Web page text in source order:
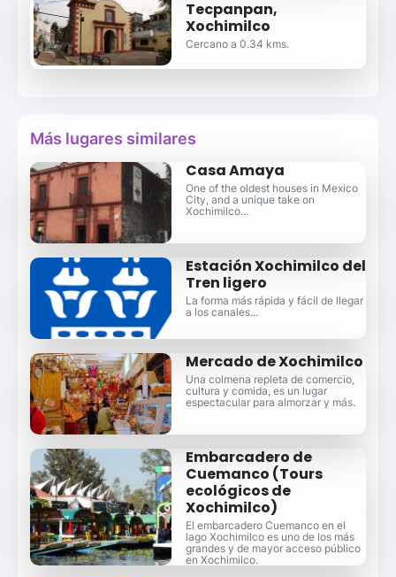
Tecpanpan,
Xochimilco
Cercano a 0.34 kms.
Más lugares similares
Casa Amaya
One of the oldest houses in Mexico
City, and a unique take on
Xochimilco...
Estación Xochimilco del
Tren ligero
La forma más rápida y fácil de llegar
a los canales...
Mercado de Xochimilco
Una colmena repleta de comercio,
cultura y comida, es un lugar
espectacular para almorzar y más.
Embarcadero de
Cuemanco (Tours
ecológicos de
Xochimilco)
El embarcadero Cuemanco en el
lago Xochimilco es uno de los más
grandes y de mayor acceso público
en Xochimilco.